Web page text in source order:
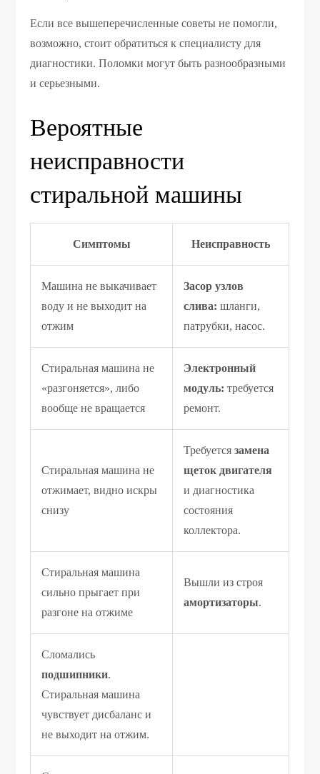
Если все вышеперечисленные советы не помогли,
возможно, стоит обратиться к специалисту для
диагностики. Поломки могут быть разнообразными
и серьезными.
Вероятные
неисправности
стиральной машины
Симптомы Неисправность
Машина не выкачивает
воду и не выходит на
отжим
Засор узлов
слива: шланги,
патрубки, насос.
Стиральная машина не
«разгоняется», либо
вообще не вращается
Электронный
модуль: требуется
ремонт.
Стиральная машина не
отжимает, видно искры
снизу
Требуетсязамена
щеток двигателя
и диагностика
состояния
коллектора.
Стиральная машина
сильно прыгает при
разгоне на отжиме
Вышли из строя
амортизаторы.
Сломались
подшипники.
Стиральная машина
чувствует дисбаланс и
не выходит на отжим.